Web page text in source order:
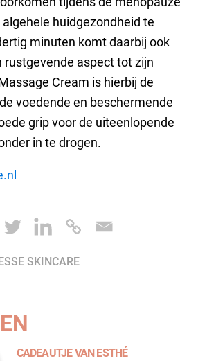
huidgezondheid te
minuten komt daarbij ook
rustgevende aspect tot zijn
Cream is hierbij de
voedende en beschermende
grip voor de uiteenlopende
in te drogen.
SKINCARE
CADEAUTJE VAN ESTHÉ